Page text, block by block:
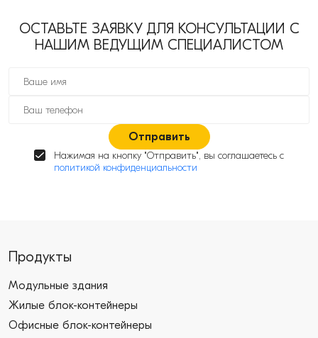
ОСТАВЬТЕ ЗАЯВКУ ДЛЯ КОНСУЛЬТАЦИИ С
НАШИМ ВЕДУЩИМ СПЕЦИАЛИСТОМ
Отправить
Нажимая на кнопку "Отправить", вы соглашаетесь с
политикой конфиденциальности
Продукты
Модульные здания
Жилые блок-контейнеры
Офисные блок-контейнеры